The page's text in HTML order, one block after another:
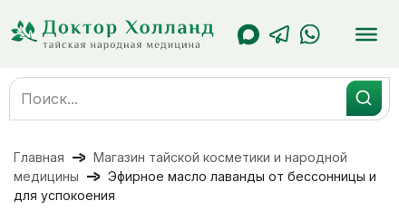
содержанию
Search
for:
Главная
Магазин тайской косметики и народной
медицины
Эфирное масло лаванды от бессонницы и
для успокоения